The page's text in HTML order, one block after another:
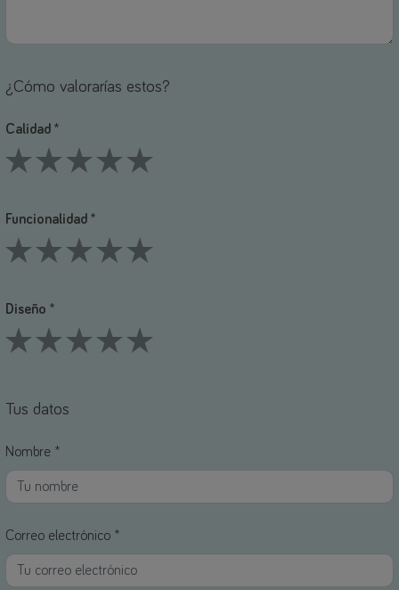
¿Cómo valorarías estos?
Calidad *
Funcionalidad *
Diseño *
Tus datos
Nombre *
Correo electrónico *